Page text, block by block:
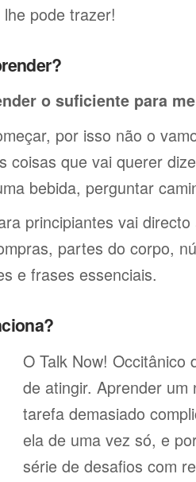
pode trazer!
o suficiente para
por isso não o
coisas que vai querer
bebida, perguntar
principiantes vai
partes do corpo,
e frases essenciais.
O Talk Now! Occitânico
de atingir. Aprender um
tarefa demasiado
ela de uma vez só, e
série de desafios com